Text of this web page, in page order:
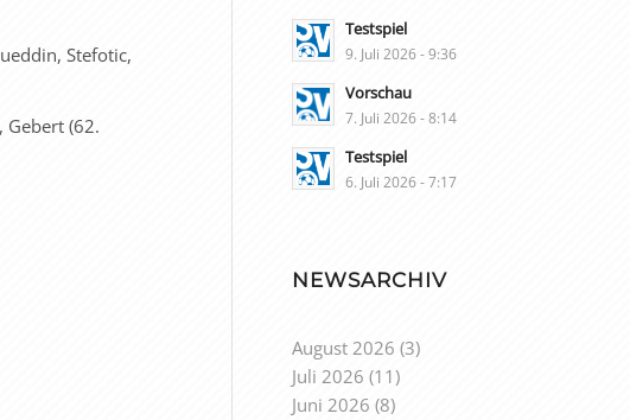
Stefotic,
Gebert (62.
Testspiel
9. Juli 2026 - 9:36
Vorschau
7. Juli 2026 - 8:14
Testspiel
6. Juli 2026 - 7:17
NEWSARCHIV
August 2026 (3)
Juli 2026 (11)
Juni 2026 (8)